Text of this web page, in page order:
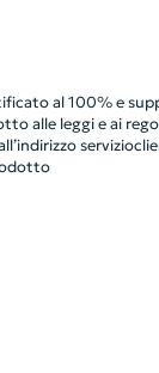
al 100% e
alle leggi e ai